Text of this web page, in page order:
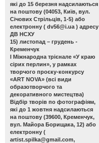
які до 15 березня надсилаються
на поштову (04053, Київ, вул.
Січових Стрільців, 1-5) або
електронну ( dv56@i.ua ) адресу
ДВ НСХУ
15) листопад – грудень -
Кременчук
І Міжнародна трієнале «У краю
сірих перлин», у рамках
творчого проєку-конкурсу
«ART NOVA» (всі види
образотворчого та
декоративного мистецтва)
Відбір творів по фотографіям,
які до 1 жовтня надсилаються
на поштову (39600, Кременчук,
вул. Майора Борищака, 12) або
електронну (
artist.spilka@gmail.com,